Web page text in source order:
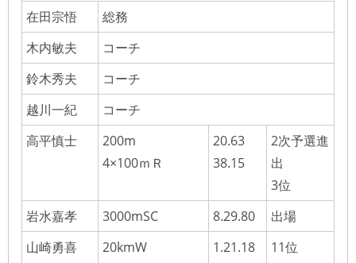
在田宗悟
総務
木内敏夫
コーチ
鈴木秀夫
コーチ
越川一紀
コーチ
高平慎士
200m
4×100ｍＲ
20.63
38.15
2次予選進
出
3位
岩水嘉孝
3000mSC 8.29.80
出場
山崎勇喜
20kmW
1.21.18
11位